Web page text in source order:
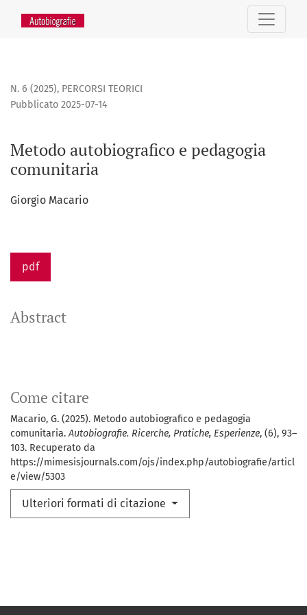
Metodo autobiografico e pedagogia comunitaria
N. 6 (2025), PERCORSI TEORICI
Metodo autobiografico e pedagogia
comunitaria
Pubblicato 2025-07-14
Giorgio Macario
pdf
Come citare
Macario, G. (2025). Metodo autobiografico e pedagogia
comunitaria.Autobiografie. Ricerche, Pratiche, Esperienze, (6), 93–
103. Recuperato da
https://mimesisjournals.com/ojs/index.php/autobiografie/articl
e/view/5303
Ulteriori formati di citazione
Abstract